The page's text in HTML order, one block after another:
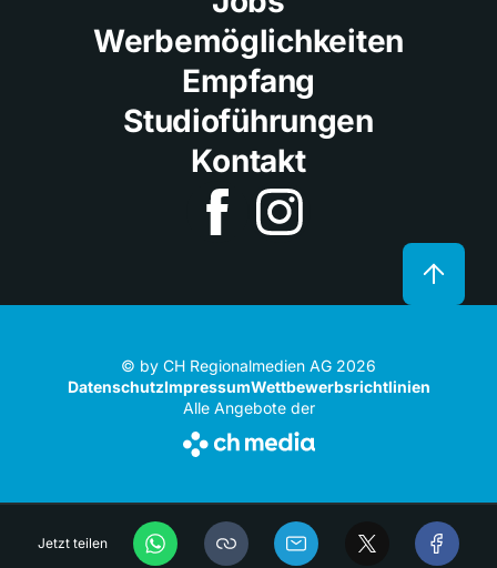
Jetzt teilen
Werbemöglichkeiten
Empfang
Studioführungen
Kontakt
© by CH Regionalmedien AG 2026
DatenschutzImpressumWettbewerbsrichtlinien
Alle Angebote der